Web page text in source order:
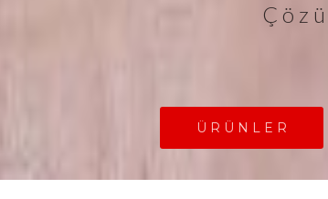
Ç ö z
Ü R Ü N L E R